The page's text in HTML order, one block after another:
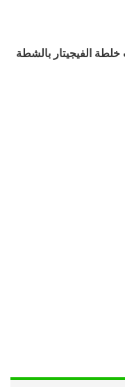
خلطة الفيجيتار بالشطة